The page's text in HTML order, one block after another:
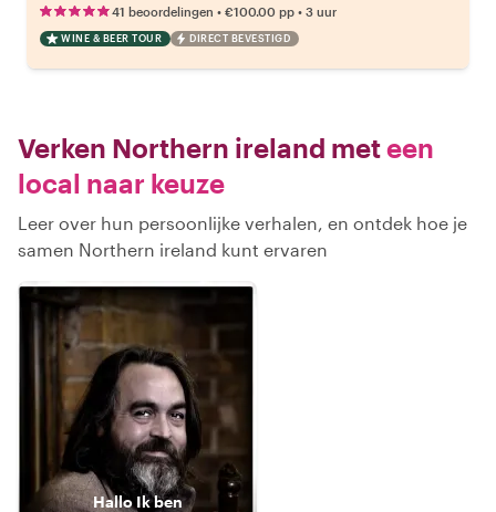
41 beoordelingen • €100.00 pp • 3 uur
WINE & BEER TOUR DIRECT BEVESTIGD
Verken Northern ireland meteen
local naar keuze
Leer over hun persoonlijke verhalen, en ontdek hoe je
samen Northern ireland kunt ervaren
Hallo Ik ben